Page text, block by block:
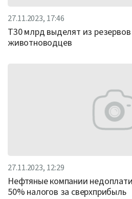
27.11.2023, 17:46
Т30 млрд выделят из
животноводцев
27.11.2023, 12:29
Нефтяные компании
50% налогов за сверхприбыль